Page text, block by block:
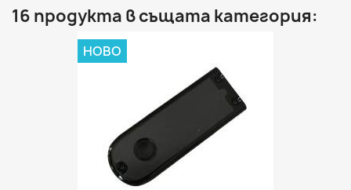
16 продукта в същата категория:
НОВО